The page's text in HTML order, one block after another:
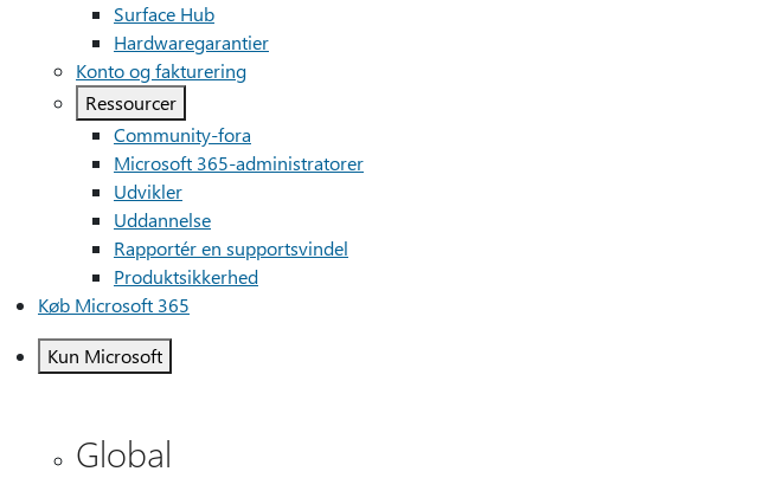
Surface Hub
Hardwaregarantier
Konto og fakturering
Ressourcer
Community-fora
Microsoft 365-administratorer
Udvikler
Uddannelse
Rapportér en supportsvindel
Produktsikkerhed
Køb Microsoft 365
Kun Microsoft
Global